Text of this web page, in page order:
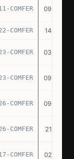
COMFER 09.04.75
COMFER 14.07.75
COMFER 03.09.75
COMFER 09.09.75
COMFER 09.09.75
COMFER 21.10.75
COMFER 02.01.76